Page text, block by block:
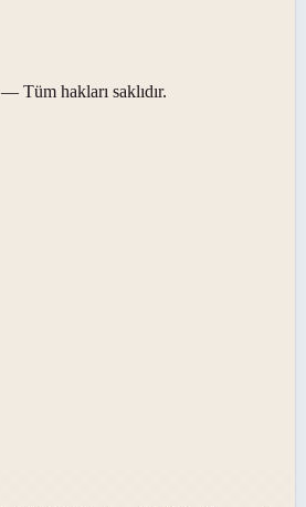
— Tüm hakları saklıdır.